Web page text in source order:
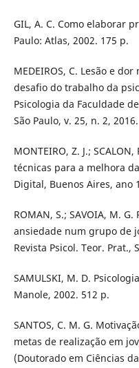
GIL, A. C. Como elaborar
Paulo: Atlas, 2002. 175 p.
MEDEIROS, C. Lesão e
desafio do trabalho da
Psicologia da Faculdade
São Paulo, v. 25, n. 2, 2016.
MONTEIRO, Z. J.;
técnicas para a melhora
Digital, Buenos Aires, ano
ROMAN, S.; SAVOIA, M.
ansiedade num grupo de
Revista Psicol. Teor. Prat.,
SAMULSKI, M. D.
Manole, 2002. 512 p.
SANTOS, C. M. G.
metas de realização em
(Doutorado em Ciências